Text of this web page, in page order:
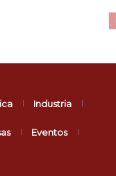
Industria
Eventos